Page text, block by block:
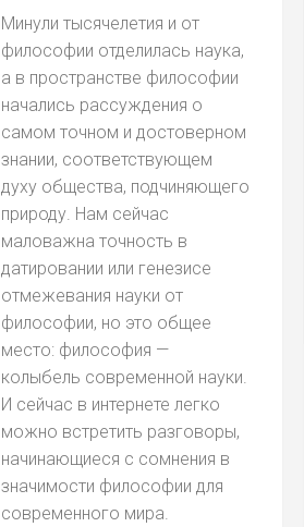
Минули тысячелетия и от
философии отделилась наука,
а в пространстве философии
начались рассуждения о
самом точном и достоверном
знании, соответствующем
духу общества, подчиняющего
природу. Нам сейчас
маловажна точность в
датировании или генезисе
отмежевания науки от
философии, но это общее
место: философия —
колыбель современной науки.
И сейчас в интернете легко
можно встретить разговоры,
начинающиеся с сомнения в
значимости философии для
современного мира.